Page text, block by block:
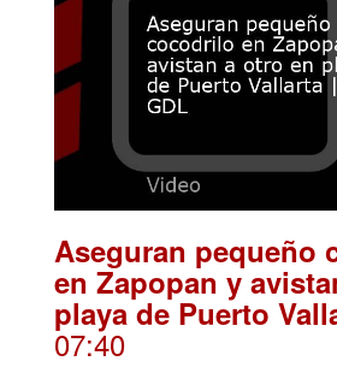
Aseguran pequeño
en Zapopan y
playa de Puerto
07:40